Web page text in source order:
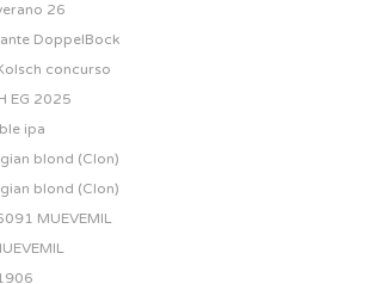
26
DoppelBock
concurso
EG 2025
ipa
blond (Clon)
blond (Clon)
MUEVEMIL